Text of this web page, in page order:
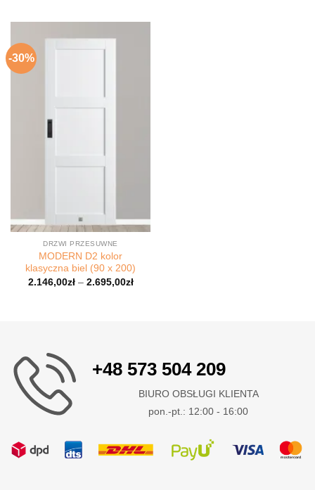
-30%
DRZWI PRZESUWNE
MODERN D2 kolor
klasyczna biel (90 x 200)
2.146,00zł– 2.695,00zł
+48 573 504 209
BIURO OBSŁUGI KLIENTA
pon.-pt.: 12:00 - 16:00